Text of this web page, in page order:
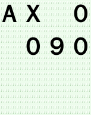
Ｘ
０９